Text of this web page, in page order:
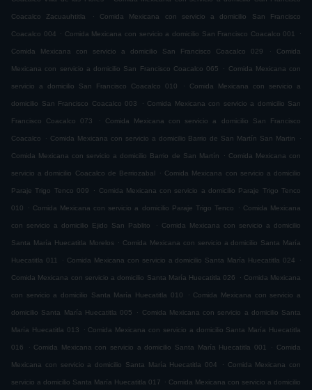
Coacalco Zacuauhtitla . Comida Mexicana con servicio a domicilio San Francisco
Coacalco 004 . Comida Mexicana con servicio a domicilio San Francisco Coacalco 001 .
Comida Mexicana con servicio a domicilio San Francisco Coacalco 029 . Comida
Mexicana con servicio a domicilio San Francisco Coacalco 065 . Comida Mexicana con
servicio a domicilio San Francisco Coacalco 010 . Comida Mexicana con servicio a
domicilio San Francisco Coacalco 003 . Comida Mexicana con servicio a domicilio San
Francisco Coacalco 073 . Comida Mexicana con servicio a domicilio San Francisco
Coacalco . Comida Mexicana con servicio a domicilio Barrio de San Martín San Martin .
Comida Mexicana con servicio a domicilio Barrio de San Martín . Comida Mexicana con
servicio a domicilio Coacalco de Berriozabal . Comida Mexicana con servicio a domicilio
Paraje Trigo Tenco 009 . Comida Mexicana con servicio a domicilio Paraje Trigo Tenco
010 . Comida Mexicana con servicio a domicilio Paraje Trigo Tenco . Comida Mexicana
con servicio a domicilio Ejido San Pablito . Comida Mexicana con servicio a domicilio
Santa María Huecatitla Morelos . Comida Mexicana con servicio a domicilio Santa María
Huecatitla 011 . Comida Mexicana con servicio a domicilio Santa María Huecatitla 024 .
Comida Mexicana con servicio a domicilio Santa María Huecatitla 026 . Comida Mexicana
con servicio a domicilio Santa María Huecatitla 010 . Comida Mexicana con servicio a
domicilio Santa María Huecatitla 005 . Comida Mexicana con servicio a domicilio Santa
María Huecatitla 013 . Comida Mexicana con servicio a domicilio Santa María Huecatitla
016 . Comida Mexicana con servicio a domicilio Santa María Huecatitla 001 . Comida
Mexicana con servicio a domicilio Santa María Huecatitla 004 . Comida Mexicana con
servicio a domicilio Santa María Huecatitla 017 . Comida Mexicana con servicio a domicilio